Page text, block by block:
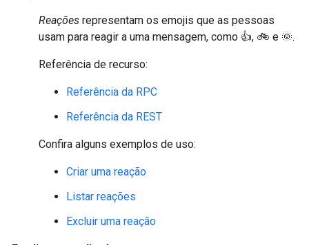
Reações representam os emojis que as pessoas
usam para reagir a uma mensagem, como 👍, 🚲 e 🌞.
Referência de recurso:
Referência da RPC
Referência da REST
Confira alguns exemplos de uso:
Criar uma reação
Listar reações
Excluir uma reação